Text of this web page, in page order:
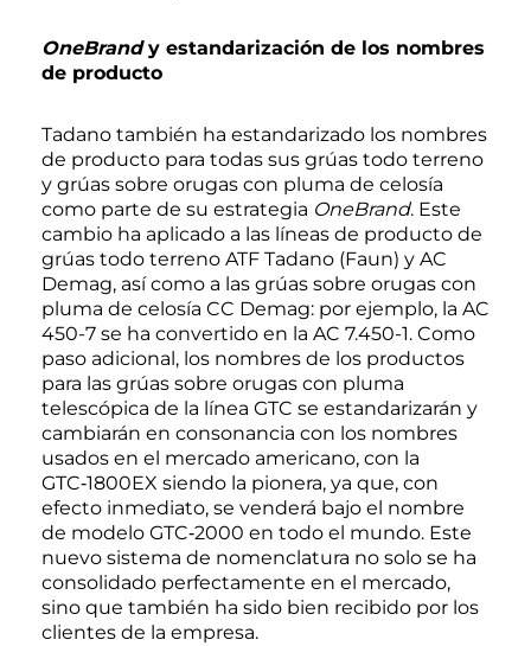
OneBrandy estandarización de los nombres
de producto
Tadano también ha estandarizado los nombres
de producto para todas sus grúas todo terreno
y grúas sobre orugas con pluma de celosía
como parte de su estrategia OneBrand. Este
cambio ha aplicado a las líneas de producto de
grúas todo terreno ATF Tadano (Faun) y AC
Demag, así como a las grúas sobre orugas con
pluma de celosía CC Demag: por ejemplo, la AC
450-7 se ha convertido en la AC 7.450-1. Como
paso adicional, los nombres de los productos
para las grúas sobre orugas con pluma
telescópica de la línea GTC se estandarizarán y
cambiarán en consonancia con los nombres
usados en el mercado americano, con la
GTC‑1800EX siendo la pionera, ya que, con
efecto inmediato, se venderá bajo el nombre
de modelo GTC‑2000 en todo el mundo. Este
nuevo sistema de nomenclatura no solo se ha
consolidado perfectamente en el mercado,
sino que también ha sido bien recibido por los
clientes de la empresa.